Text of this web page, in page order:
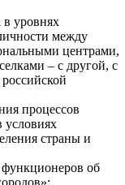
в уровнях
между
центрами,
– с другой, с
процессов
условиях
страны и
об